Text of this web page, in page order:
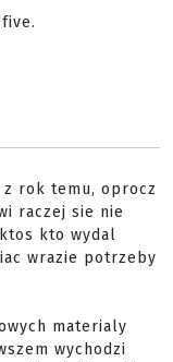
rok temu, oprocz
raczej sie nie
kto wydal
wrazie potrzeby
materialy
wychodzi